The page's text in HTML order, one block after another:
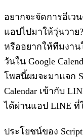
อยากจะจัดการอีเว
แอปไปมาให้วุ่นวาย?
หรืออยากให้ทีมงาน
วันใน Google
โพสนี้ผมจะมาแจก
Calendar เข้ากับ
ได้ผ่านแอป LINE ที่
ประโยชน์ของ